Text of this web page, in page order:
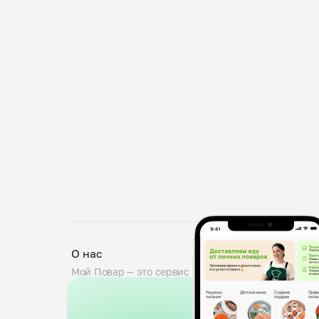
О нас
Мой Повар — это сервис заказа блюд от личных
проходят тщательную проверку: мы дегустируем
знакомим поваров с требованиями пищевой
0,5 кг. Вы можете оставить комментарий к